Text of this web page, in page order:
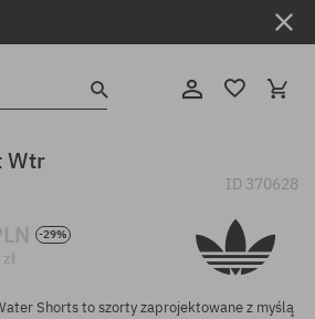
Wtr
ID 370628
-29%
Shorts to szorty zaprojektowane z myślą